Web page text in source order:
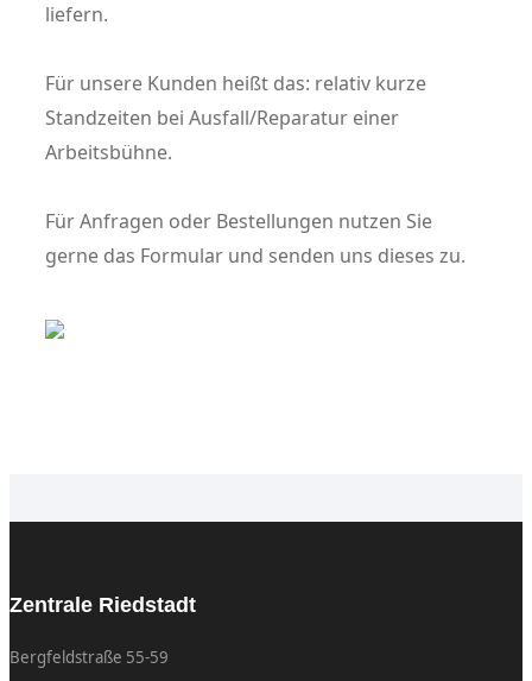
liefern.
Für unsere Kunden heißt das: relativ kurze
Standzeiten bei Ausfall/Reparatur einer
Arbeitsbühne.
Für Anfragen oder Bestellungen nutzen Sie
gerne das Formular und senden uns dieses zu.
Zentrale Riedstadt
Bergfeldstraße 55-59